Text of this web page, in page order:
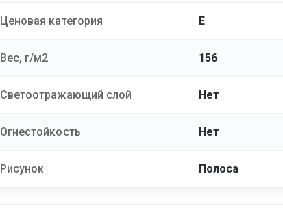
Ценовая категория E
Вес, г/м2 156
Светоотражающий слой Нет
Огнестойкость Нет
Рисунок Полоса